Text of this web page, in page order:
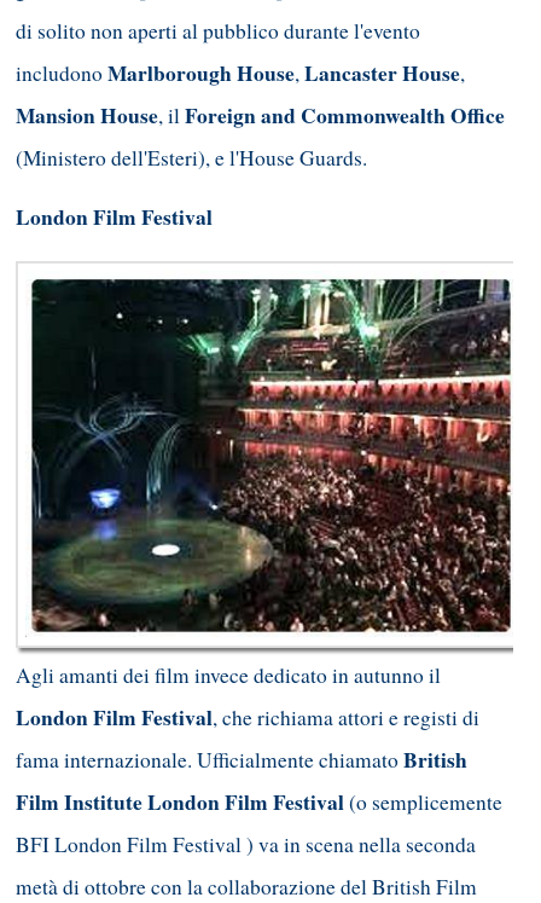
di solito non aperti al pubblico durante l'evento
includonoMarlborough House,Lancaster House,
Mansion House, ilForeign and Commonwealth Office
(Ministero dell'Esteri), e l'House Guards.
London Film Festival
Agli amanti dei film invece dedicato in autunno il
London Film Festival, che richiama attori e registi di
fama internazionale. Ufficialmente chiamatoBritish
Film Institute London Film Festival(o semplicemente
BFI London Film Festival ) va in scena nella seconda
metà di ottobre con la collaborazione del British Film